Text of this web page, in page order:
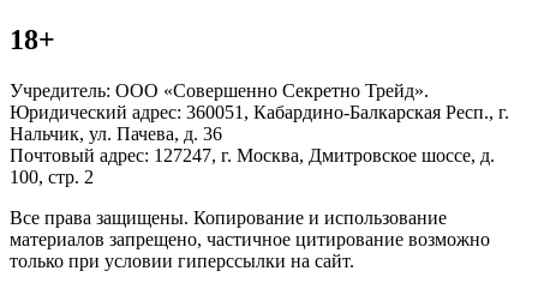
18+
Учредитель: ООО «Совершенно Секретно Трейд».
Юридический адрес: 360051, Кабардино-Балкарская Респ., г.
Нальчик, ул. Пачева, д. 36
Почтовый адрес: 127247, г. Москва, Дмитровское шоссе, д.
100, стр. 2
Все права защищены. Копирование и использование
материалов запрещено, частичное цитирование возможно
только при условии гиперссылки на сайт.